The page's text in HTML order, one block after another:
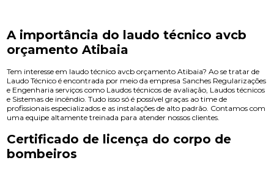
A importância do laudo técnico avcb
orçamento Atibaia
Tem interesse em laudo técnico avcb orçamento Atibaia? Ao se tratar de
Laudo Técnico é encontrada por meio da empresa Sanches Regularizações
e Engenharia serviços como Laudos técnicos de avaliação, Laudos técnicos
e Sistemas de incêndio. Tudo isso só é possível graças ao time de
profissionais especializados e as instalações de alto padrão. Contamos com
uma equipe altamente treinada para atender nossos clientes.
Certificado de licença do corpo de
bombeiros